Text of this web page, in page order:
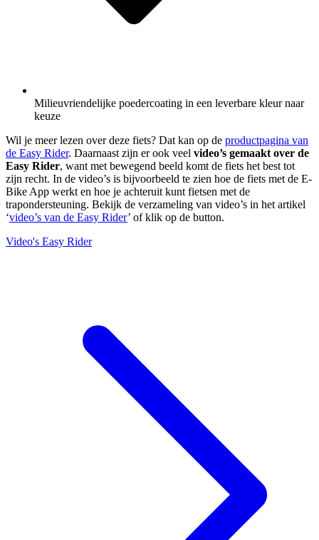
Milieuvriendelijke poedercoating in een leverbare kleur naar
keuze
Wil je meer lezen over deze fiets? Dat kan op de productpagina van
de Easy Rider. Daarnaast zijn er ook veel video’s gemaakt over de
Easy Rider, want met bewegend beeld komt de fiets het best tot
zijn recht. In de video’s is bijvoorbeeld te zien hoe de fiets met de E-
Bike App werkt en hoe je achteruit kunt fietsen met de
trapondersteuning. Bekijk de verzameling van video’s in het artikel
‘video’s van de Easy Rider’ of klik op de button.
Video's Easy Rider